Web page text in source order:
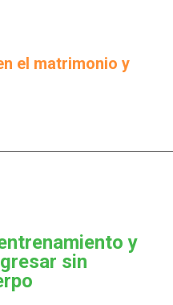
el matrimonio y
y
sin